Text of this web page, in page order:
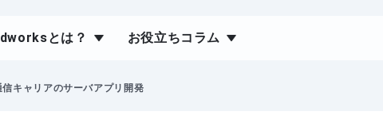
とは？ お役立ちコラム
信キャリアのサーバアプリ開発